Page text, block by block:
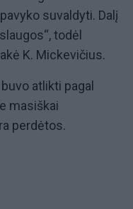
suvaldyti. Dalį
todėl
K. Mickevičius.
atlikti pagal
masiškai
perdėtos.